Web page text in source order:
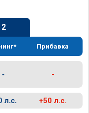
Прибавка
- -
л.с. +50 л.с.